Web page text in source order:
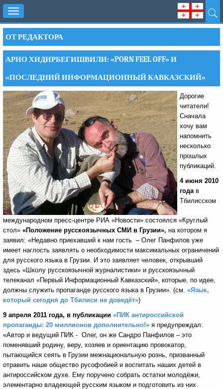
Toggle
navigation
ОТ РЕДАКТОРА
АРНО ХИДИРБЕГИШВИЛИ: «PORN FEEL OFF» И
«ПОСЛЕДНИЙ ИНФОРМАЦИОННЫЙ КАВКАЗСКИЙ»
Дорогие
читатели!
Сначала
хочу вам
напомнить
несколько
прошлых
публикаций.
4 июня 2010
годав
Тбилисском
международном пресс-центре РИА «Новости» состоялся «Круглый
стол» «Положение русскоязычных СМИ в Грузии», на котором я
заявил: «Недавно приехавший к нам гость – Олег Панфилов уже
имеет наглость заявлять о необходимости максимальных ограничений
для русского языка в Грузии. И это заявляет человек, открывший
здесь «Школу русскоязычной журналистики» и русскоязычный
телеканал «Первый Информационный Кавказский», которые, по идее,
должны служить пропаганде русского языка в Грузии». (см. «Язык,
который сегодня до Тбилиси не доведёт»)
9 апреля 2011 года, в публикации «ПИК антироссийской
пропаганды: 20 миллионов дополнительно!» я предупреждал:
«Автор и ведущий ПИК - Олег, он же Сандро Панфилов – это
поменявший родину, веру, хозяев и ориентацию провокатор,
пытающийся сеять в Грузии межнациональную рознь, призванный
отравить наше общество русофобией и воспитать наших детей в
антироссийском духе. Ему поручено собрать остатки молодёжи,
элементарно владеющей русским языком и подготовить из них